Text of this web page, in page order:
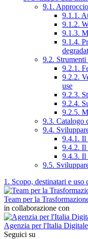
9.1.
9.1.1.
9.1.2.
9.1.3.
9.1.4.
9.2.
9.2.1.
9.2.2.
use
9.2.3.
9.2.4.
9.2.5.
9.3. Catalogo
9.4.
9.4.1. Il
9.4.2. Il
9.4.3. Il
9.5.
1. Scopo, destinatari e
Team per la
in collaborazione con
Agenzia per l'Italia Digitale
Seguici su